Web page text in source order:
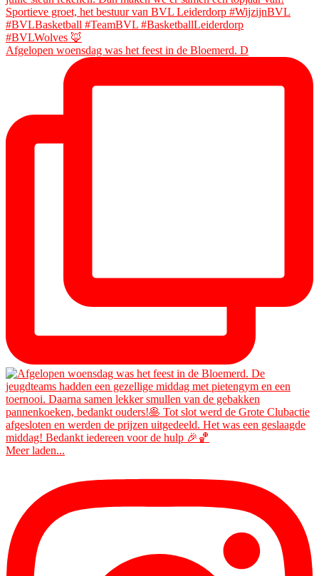
Afgelopen woensdag was het feest in de Bloemerd. D
Meer laden...